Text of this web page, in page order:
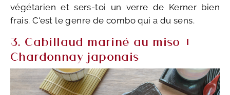
végétarien et sers-toi un verre de Kerner bien
frais. C'est le genre de combo qui a du sens.
3. Cabillaud mariné au miso +
Chardonnay japonais